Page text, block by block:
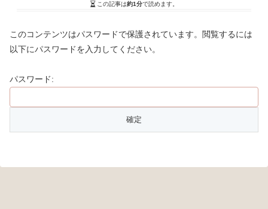
この記事は約1分で読めます。
このコンテンツはパスワードで保護されています。閲覧するには
以下にパスワードを入力してください。
パスワード: